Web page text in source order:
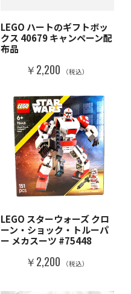
LEGO ハートのギフトボッ
クス 40679 キャンペーン配
布品
￥2,200 （税込）
LEGO スターウォーズ クロ
ーン・ショック・トルーパ
ー メカスーツ #75448
￥2,200 （税込）